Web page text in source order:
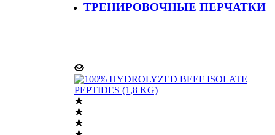
ТРЕНИРОВОЧНЫЕ ПЕРЧАТКИ